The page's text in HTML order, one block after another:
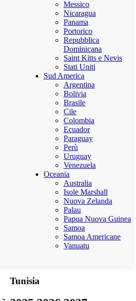
Messico
Nicaragua
Panama
Portorico
Repubblica
Dominicana
Saint Kitts e Nevis
Stati Uniti
Sud America
Argentina
Bolivia
Brasile
Cile
Colombia
Ecuador
Paraguay
Perù
Uruguay
Venezuela
Oceania
Australia
Isole Marshall
Nuova Zelanda
Palau
Papua Nuova Guinea
Samoa
Samoa Americane
Vanuatu
Tunisia